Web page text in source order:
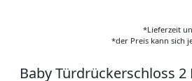
*Lieferzeit
*der Preis kann sich
Baby Türdrückerschloss 2